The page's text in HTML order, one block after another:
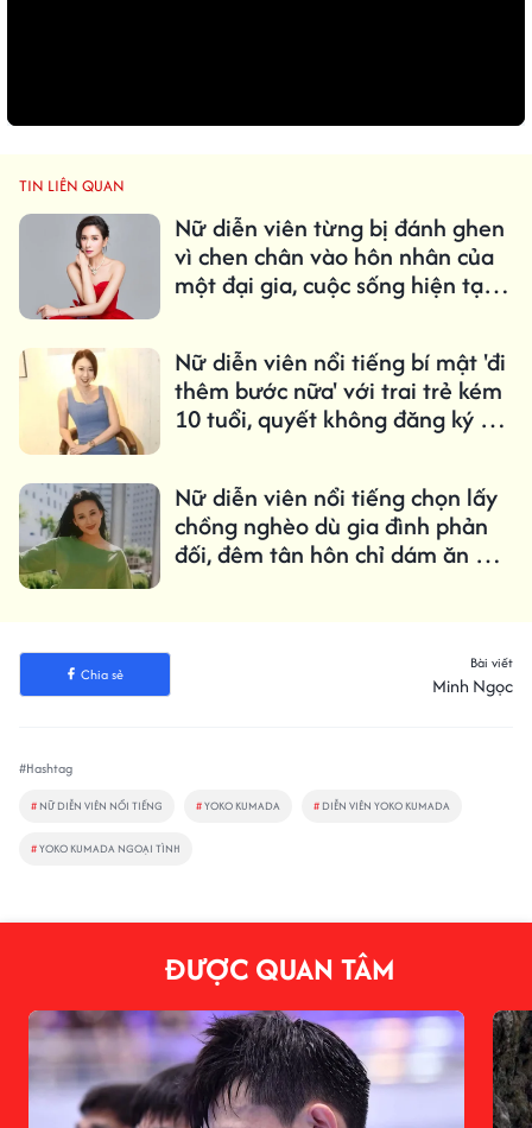
TIN LIÊN QUAN
Nữ diễn viên từng bị đánh ghen
vì chen chân vào hôn nhân của
một đại gia, cuộc sống hiện tại
Nữ diễn viên nổi tiếng bí mật 'đi
thêm bước nữa' với trai trẻ kém
10 tuổi, quyết không đăng ký kết
Nữ diễn viên nổi tiếng chọn lấy
chồng nghèo dù gia đình phản
đối, đêm tân hôn chỉ dám ăn mì
Chia sẻ
Bài viết
Minh Ngọc
#Hashtag
# NỮ DIỄN VIÊN NỔI TIẾNG #YOKO KUMADA # DIỄN VIÊN YOKO KUMADA
#YOKO KUMADA NGOẠI TÌNH
ĐƯỢC QUAN TÂM